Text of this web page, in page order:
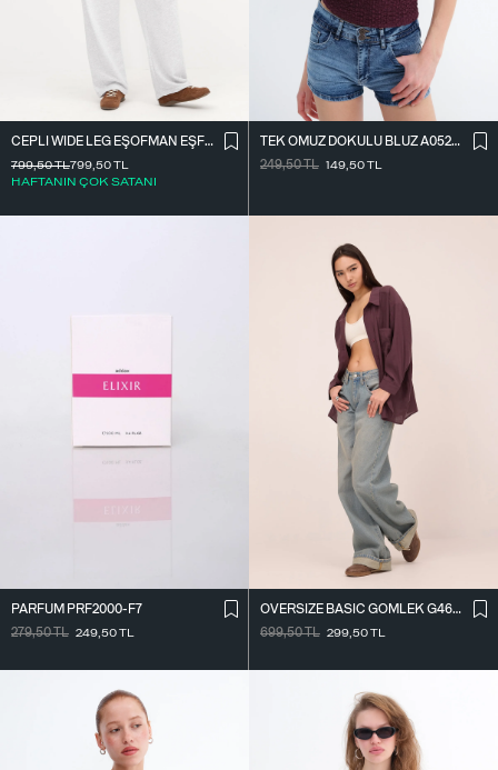
CEPLI WIDE LEG EŞOFMAN EŞF10487
799,50TL
HAFTANIN ÇOK SATANI
799,50TL
TEK OMUZ DOKULU BLUZ A0522-E2
249,50TL 149,50TL
PARFÜM PRF2000-F7
279,50TL 249,50TL
OVERSIZE BASIC GÖMLEK G4612-Z2
699,50TL 299,50TL